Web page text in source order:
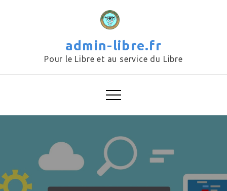
admin-libre.fr
Pour le Libre et au service du Libre